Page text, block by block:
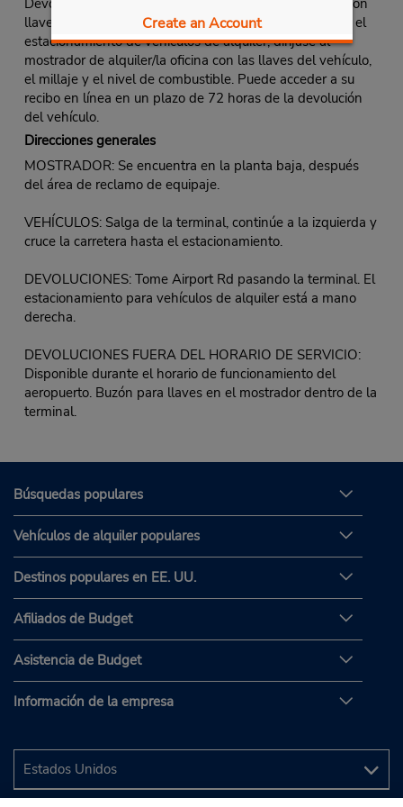
Create an Account
Devolución Fastbreak: Estacione el vehículo y ciérrelo con
llave. Si no hay un agente de devolución disponible en el
estacionamiento de vehículos de alquiler, diríjase al
mostrador de alquiler/la oficina con las llaves del vehículo,
el millaje y el nivel de combustible. Puede acceder a su
recibo en línea en un plazo de 72 horas de la devolución
del vehículo.
Direcciones generales
MOSTRADOR: Se encuentra en la planta baja, después
del área de reclamo de equipaje.
VEHÍCULOS: Salga de la terminal, continúe a la izquierda y
cruce la carretera hasta el estacionamiento.
DEVOLUCIONES: Tome Airport Rd pasando la terminal. El
estacionamiento para vehículos de alquiler está a mano
derecha.
DEVOLUCIONES FUERA DEL HORARIO DE SERVICIO:
Disponible durante el horario de funcionamiento del
aeropuerto. Buzón para llaves en el mostrador dentro de la
terminal.
Búsquedas populares
Vehículos de alquiler populares
Destinos populares en EE. UU.
Afiliados de Budget
Asistencia de Budget
Información de la empresa